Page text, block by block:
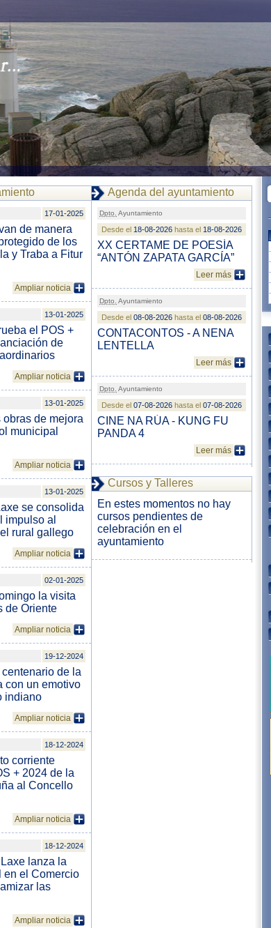
17-01-2025
de manera
de los
y Traba a Fitur
Ampliar noticia
13-01-2025
el POS +
de
Ampliar noticia
13-01-2025
de mejora
municipal
Ampliar noticia
13-01-2025
se consolida
impulso al
rural gallego
Ampliar noticia
02-01-2025
la visita
de Oriente
Ampliar noticia
19-12-2024
de la
con un emotivo
indiano
Ampliar noticia
18-12-2024
corriente
+ 2024 de la
al Concello
Ampliar noticia
18-12-2024
lanza la
en el Comercio
las
Ampliar noticia
Agenda del ayuntamiento
Dpto. Ayuntamiento
Desde el 18-08-2026 hasta el 18-08-2026
XX CERTAME DE POESÍA
“ANTÓN ZAPATA GARCÍA”
Leer más
Dpto. Ayuntamiento
Desde el 08-08-2026 hasta el 08-08-2026
CONTACONTOS - A NENA
LENTELLA
Leer más
Dpto. Ayuntamiento
Desde el 07-08-2026 hasta el 07-08-2026
CINE NA RÚA - KUNG FU
PANDA 4
Leer más
Cursos y Talleres
En estes momentos no hay
cursos pendientes de
celebración en el
ayuntamiento